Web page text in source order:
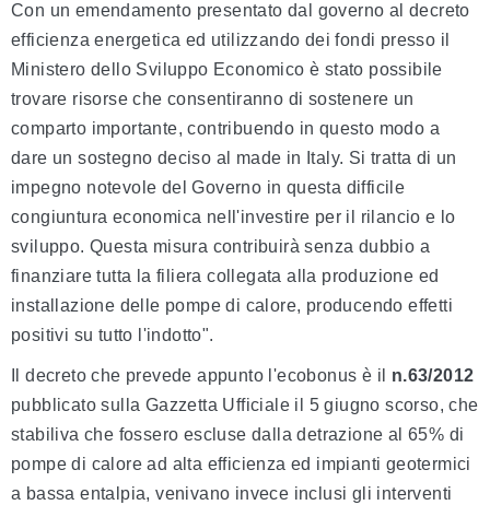
Con un emendamento presentato dal governo al decreto
efficienza energetica ed utilizzando dei fondi presso il
Ministero dello Sviluppo Economico è stato possibile
trovare risorse che consentiranno di sostenere un
comparto importante, contribuendo in questo modo a
dare un sostegno deciso al made in Italy. Si tratta di un
impegno notevole del Governo in questa difficile
congiuntura economica nell'investire per il rilancio e lo
sviluppo. Questa misura contribuirà senza dubbio a
finanziare tutta la filiera collegata alla produzione ed
installazione delle pompe di calore, producendo effetti
positivi su tutto l'indotto".
Il decreto che prevede appunto l'ecobonus è il n.63/2012
pubblicato sulla Gazzetta Ufficiale il 5 giugno scorso, che
stabiliva che fossero escluse dalla detrazione al 65% di
pompe di calore ad alta efficienza ed impianti geotermici
a bassa entalpia, venivano invece inclusi gli interventi